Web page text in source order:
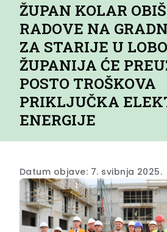
ŽUPAN KOLAR
RADOVE NA
ZA STARIJE U
ŽUPANIJA ĆE
POSTO TROŠKOVA
PRIKLJUČKA
ENERGIJE
Datum objave: 7. svibnja 2025.